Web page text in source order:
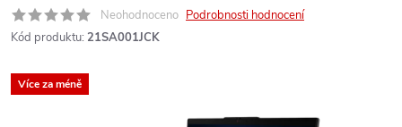
Neohodnoceno Podrobnosti hodnocení
Kód produktu: 21SA001JCK
Více za méně